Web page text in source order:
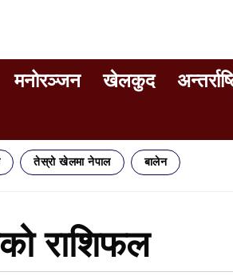
मनोरञ्जन खेलकुद
तेस्रो खेलमा नेपाल बालेन
राशिफल